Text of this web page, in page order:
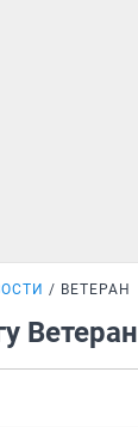
ВЕТЕРАН
Ветеран